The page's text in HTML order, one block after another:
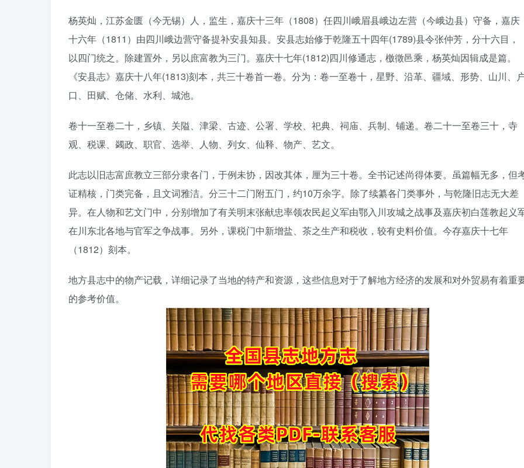
杨英灿，江苏金匮（今无锡）人，监生，嘉庆十三年（1808）任四川峨眉县峨边左营（今峨边县）守备，嘉庆
十六年（1811）由四川峨边营守备提补安县知县。安县志始修于乾隆五十四年(1789)县令张仲芳，分十六目，
以四门统之。除建置外，另以庶富教为三门。嘉庆十七年(1812)四川修通志，檄徵邑乘，杨英灿因辑成是篇。
《安县志》嘉庆十八年(1813)刻本，共三十卷首一卷。分为：卷一至卷十，星野、沿革、疆域、形势、山川、
口、田赋、仓储、水利、城池。
卷十一至卷二十，乡镇、关隘、津梁、古迹、公署、学校、祀典、祠庙、兵制、铺递。卷二十一至卷三十，寺
观、税课、蠲政、职官、选举、人物、列女、仙释、物产、艺文。
此志以旧志富庶教立三部分隶各门，于例未协，因改其体，厘为三十卷。全书记述尚得体要。虽篇幅无多，但
证精核，门类完备，且文词雅洁。分三十二门附五门，约10万余字。除了续纂各门类事外，与乾隆旧志无大差
异。在人物和艺文门中，分别增加了有关明末张献忠率领农民起义军由鄂入川攻城之战事及嘉庆初白莲教起义
在川东北各地与官军之争战事。另外，课税门中新增盐、茶之生产和税收，较有史料价值。今存嘉庆十七年
（1812）刻本。
地方县志中的物产记载，详细记录了当地的特产和资源，这些信息对于了解地方经济的发展和对外贸易有着重
的参考价值。